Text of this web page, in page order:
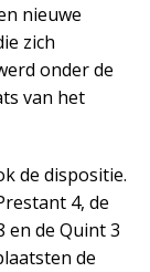
nieuwe
zich
onder de
van het
de dispositie.
4, de
en de Quint 3
de